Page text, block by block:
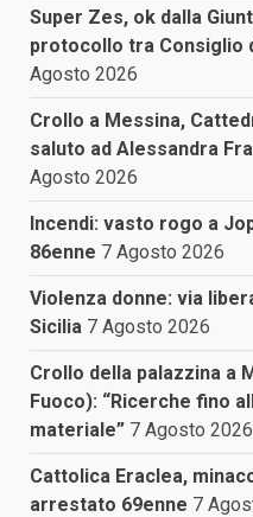
Super Zes, ok dalla
protocollo tra Consiglio
Agosto 2026
Crollo a Messina,
saluto ad Alessandra
Agosto 2026
Incendi: vasto rogo a
86enne 7 Agosto 2026
Violenza donne: via
Sicilia 7 Agosto 2026
Crollo della palazzina a
Fuoco): “Ricerche fino
materiale” 7 Agosto 2026
Cattolica Eraclea,
arrestato 69enne 7